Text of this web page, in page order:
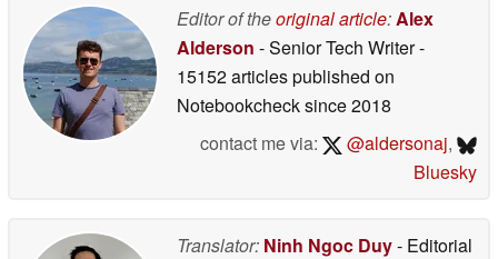
Editor of theoriginal article:Alex
Alderson - Senior Tech Writer-
15152 articles published on
Notebookchecksince 2018
contact me via:
@aldersonaj,
Bluesky
Translator: Ninh Ngoc Duy- Editorial